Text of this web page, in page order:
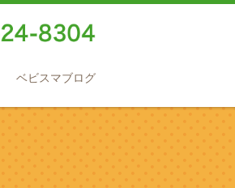
ベビスマブログ